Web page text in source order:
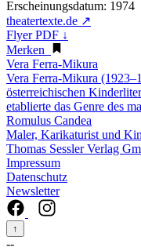
Erscheinungsdatum: 1974
theatertexte.de ↗
Flyer PDF ↓
Merken
Vera Ferra-Mikura
Vera Ferra-Mikura
österreichischen
etablierte das Genre des
Romulus Candea
Maler, Karikaturist und
Thomas Sessler Verlag
Impressum
Datenschutz
Newsletter
↑
--